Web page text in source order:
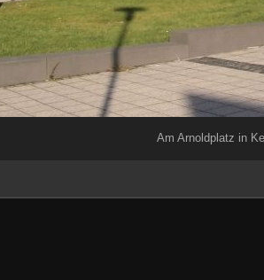
Am Arnoldplatz in